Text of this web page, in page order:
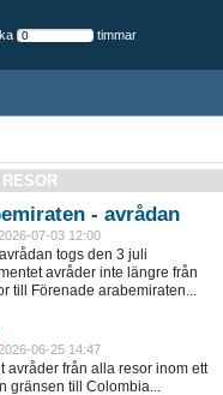
timmar
- avrådan
07-03 12:00
togs den 3 juli
avråder inte längre från
till Förenade arabemiraten...
06-25 14:47
avråder från alla resor inom ett
gränsen till Colombia...